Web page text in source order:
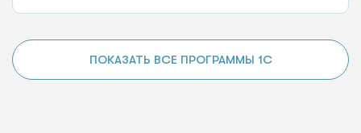
ПОКАЗАТЬ ВСЕ ПРОГРАММЫ 1С